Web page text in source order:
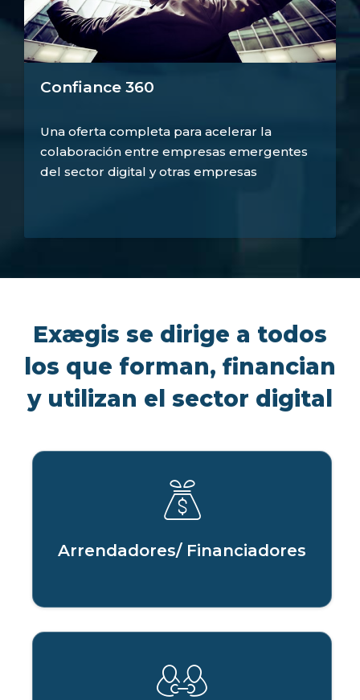
Confiance 360
Una oferta completa para acelerar la
colaboración entre empresas emergentes
del sector digital y otras empresas
Exægis se dirige a todos
los que forman, financian
y utilizan el sector digital
Arrendadores/ Financiadores